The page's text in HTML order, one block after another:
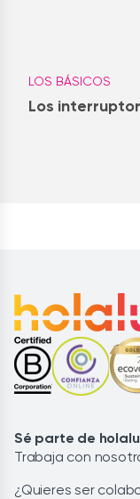
LOS BÁSICOS
Los
Sé parte de
Trabaja con
¿Quieres ser